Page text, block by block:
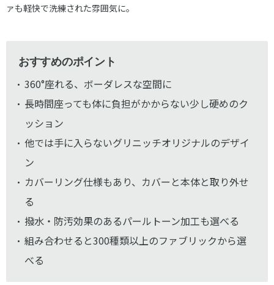
ァも軽快で洗練された雰囲気に。
おすすめのポイント
360°座れる、ボーダレスな空間に
長時間座っても体に負担がかからない少し硬めのク
ッション
他では手に入らないグリニッチオリジナルのデザイ
ン
カバーリング仕様もあり、カバーと本体と取り外せ
る
撥水・防汚効果のあるパールトーン加工も選べる
組み合わせると300種類以上のファブリックから選
べる